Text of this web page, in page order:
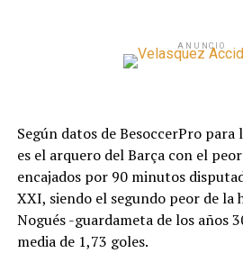
ANUNCIO
Según datos de BesoccerPro para
es el arquero del Barça con el
encajados por 90 minutos
XXI, siendo el segundo peor de la
Nogués -guardameta de los años
media de 1,73 goles.